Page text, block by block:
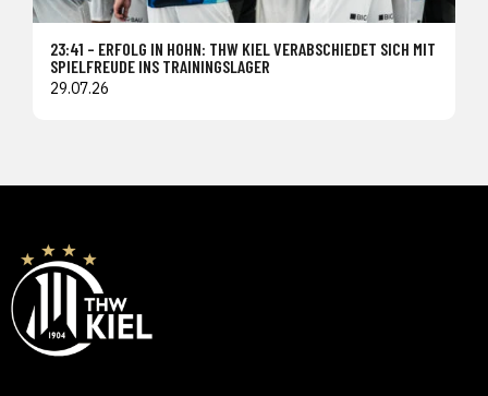
23:41 – ERFOLG IN HOHN: THW KIEL VERABSCHIEDET SICH MIT
SPIELFREUDE INS TRAININGSLAGER
29.07.26